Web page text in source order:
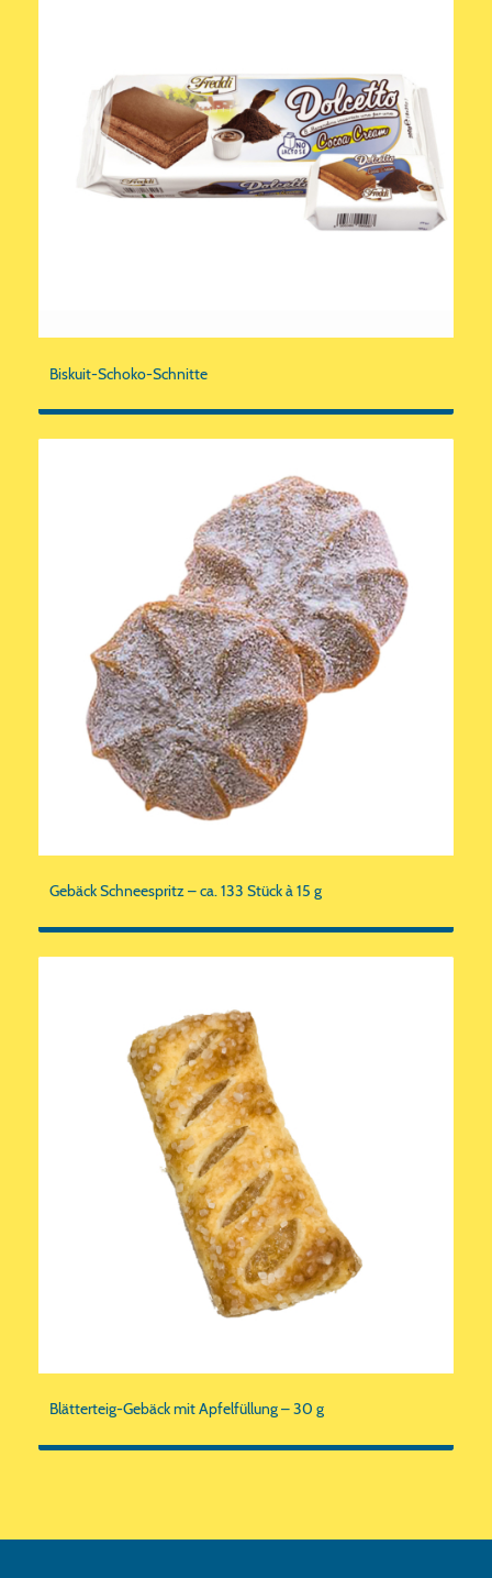
Biskuit-Schoko-Schnitte
Gebäck Schneespritz – ca. 133 Stück à 15 g
Blätterteig-Gebäck mit Apfelfüllung – 30 g